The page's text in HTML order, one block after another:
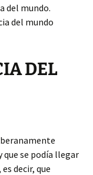
del mundo.
del mundo
DEL
se podía llegar
decir, que